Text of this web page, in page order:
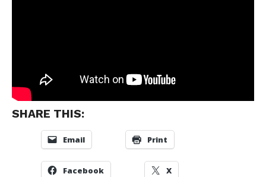
SHARE THIS:
Email Print
Facebook X